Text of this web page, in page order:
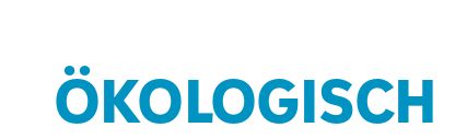
ÖKOLOGISCH